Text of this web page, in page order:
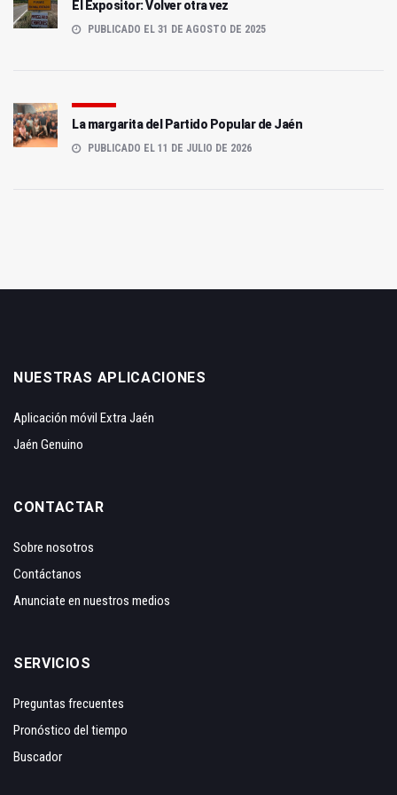
El Expositor: Volver otra vez
PUBLICADO EL 31 DE AGOSTO DE 2025
La margarita del Partido Popular de Jaén
PUBLICADO EL 11 DE JULIO DE 2026
NUESTRAS APLICACIONES
Aplicación móvil Extra Jaén
Jaén Genuino
CONTACTAR
Sobre nosotros
Contáctanos
Anunciate en nuestros medios
SERVICIOS
Preguntas frecuentes
Pronóstico del tiempo
Buscador